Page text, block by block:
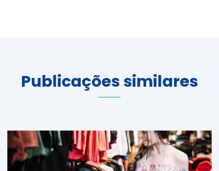
Publicações similares